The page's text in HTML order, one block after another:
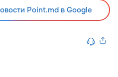
Point.md в Google